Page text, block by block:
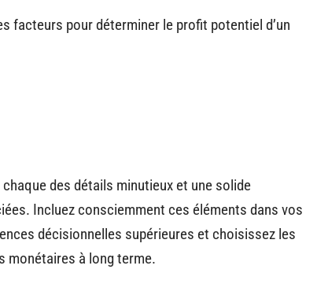
facteurs pour déterminer le profit potentiel d’un
des détails minutieux et une solide
Incluez consciemment ces éléments dans vos
décisionnelles supérieures et choisissez les
monétaires à long terme.